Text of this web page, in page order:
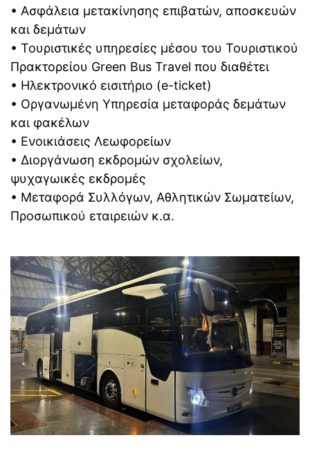
• Ασφάλεια μετακίνησης επιβατών, αποσκευών
και δεμάτων
• Τουριστικές υπηρεσίες μέσου του Τουριστικού
Πρακτορείου Green Bus Travel που διαθέτει
• Ηλεκτρονικό εισιτήριο (e-ticket)
• Οργανωμένη Υπηρεσία μεταφοράς δεμάτων
και φακέλων
• Ενοικιάσεις Λεωφορείων
• Διοργάνωση εκδρομών σχολείων,
ψυχαγωικές εκδρομές
• Μεταφορά Συλλόγων, Αθλητικών Σωματείων,
Προσωπικού εταιρειών κ.α.